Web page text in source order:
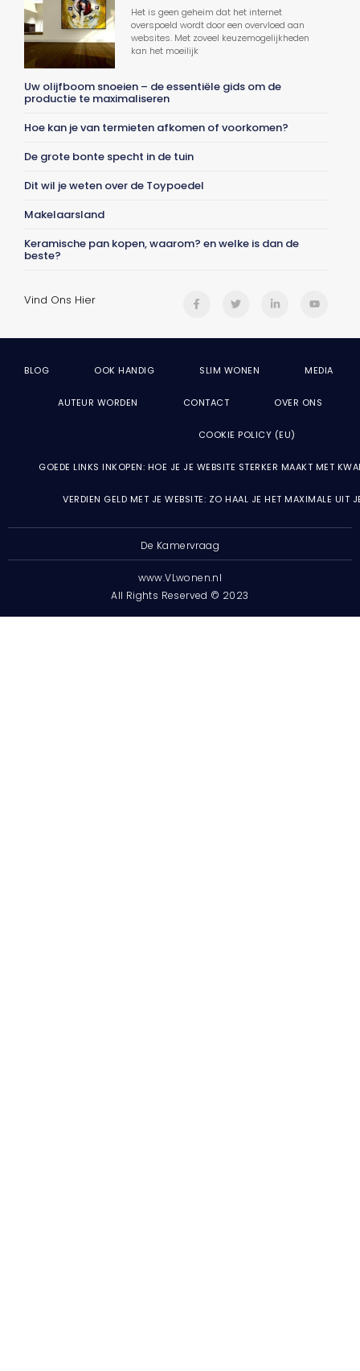
Het is geen geheim dat het internet
overspoeld wordt door een overvloed aan
websites. Met zoveel keuzemogelijkheden
kan het moeilijk
Uw olijfboom snoeien – de essentiële gids om de
productie te maximaliseren
Hoe kan je van termieten afkomen of voorkomen?
De grote bonte specht in de tuin
Dit wil je weten over de Toypoedel
Makelaarsland
Keramische pan kopen, waarom? en welke is dan de
beste?
Vind Ons Hier
BLOG OOK HANDIG SLIM WONEN MEDIA
AUTEUR WORDEN CONTACT OVER ONS
COOKIE POLICY (EU)
GOEDE LINKS INKOPEN: HOE JE JE WEBSITE STERKER MAAKT MET
VERDIEN GELD MET JE WEBSITE: ZO HAAL JE HET MAXIMALE UIT
De Kamervraag
www.VLwonen.nl
All Rights Reserved © 2023